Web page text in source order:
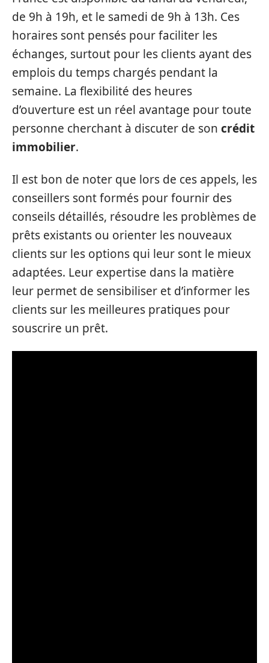
de 9h à 19h, et le samedi de 9h à 13h. Ces
horaires sont pensés pour faciliter les
échanges, surtout pour les clients ayant des
emplois du temps chargés pendant la
semaine. La flexibilité des heures
d’ouverture est un réel avantage pour toute
personne cherchant à discuter de son crédit
immobilier.
Il est bon de noter que lors de ces appels, les
conseillers sont formés pour fournir des
conseils détaillés, résoudre les problèmes de
prêts existants ou orienter les nouveaux
clients sur les options qui leur sont le mieux
adaptées. Leur expertise dans la matière
leur permet de sensibiliser et d’informer les
clients sur les meilleures pratiques pour
souscrire un prêt.